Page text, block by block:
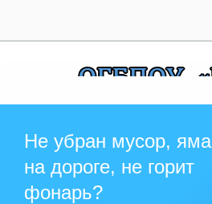
Не убран мусор, яма
на дороге, не горит
фонарь?